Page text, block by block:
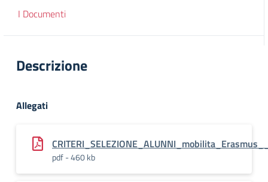
I Documenti
Descrizione
Allegati
pdf - 460 kb